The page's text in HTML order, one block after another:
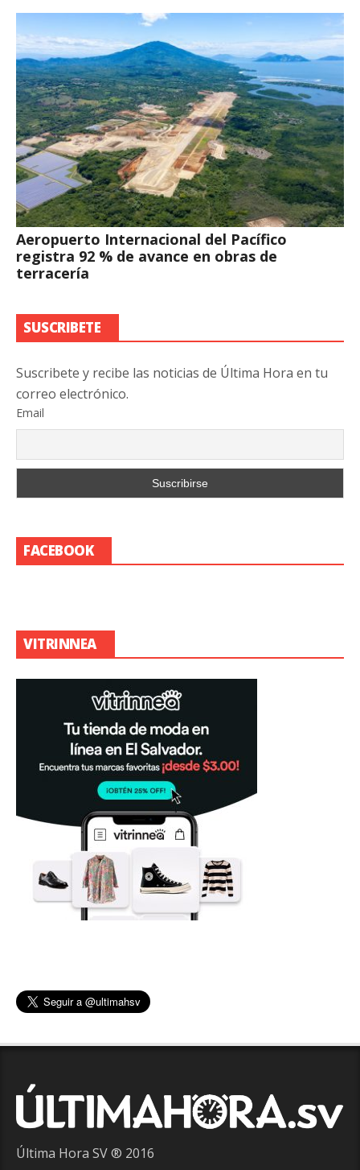
Aeropuerto Internacional del Pacífico
registra 92 % de avance en obras de
terracería
SUSCRIBETE
Suscribete y recibe las noticias de Última Hora en tu
correo electrónico.
Email
FACEBOOK
VITRINNEA
Última Hora SV ® 2016